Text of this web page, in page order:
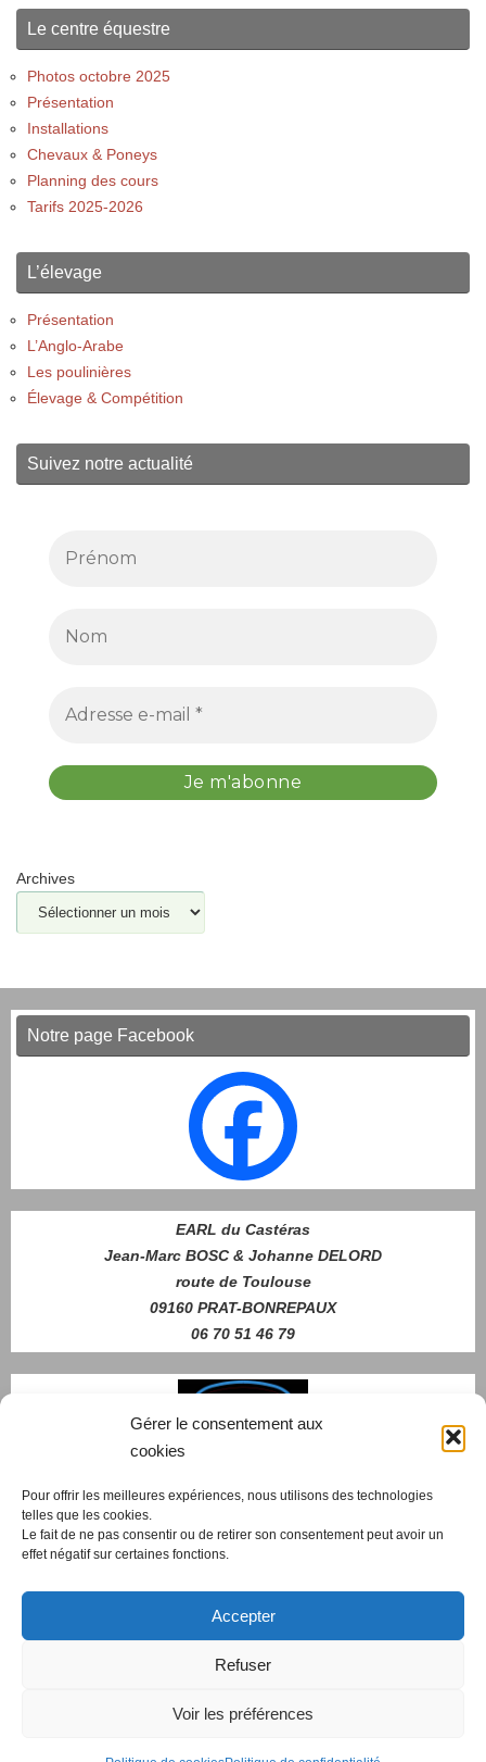
Gérer le consentement aux
cookies
Pour offrir les meilleures expériences, nous utilisons des technologies
telles que les cookies.
Le fait de ne pas consentir ou de retirer son consentement peut avoir un
effet négatif sur certaines fonctions.
Accepter
Refuser
Voir les préférences
Le centre équestre
Photos octobre 2025
Présentation
Installations
Chevaux & Poneys
Planning des cours
Tarifs 2025-2026
L’élevage
Présentation
L’Anglo-Arabe
Les poulinières
Élevage & Compétition
Suivez notre actualité
Archives
Notre page Facebook
EARL du Castéras
Jean-Marc BOSC & Johanne DELORD
route de Toulouse
09160 PRAT-BONREPAUX
06 70 51 46 79
Création et Gestion de Sites sous WordPress